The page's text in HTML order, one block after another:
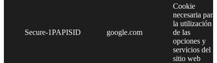
Secure-1PAPISID google.com
Cookie
necesaria para
la utilización
de las
opciones y
servicios del
sitio web